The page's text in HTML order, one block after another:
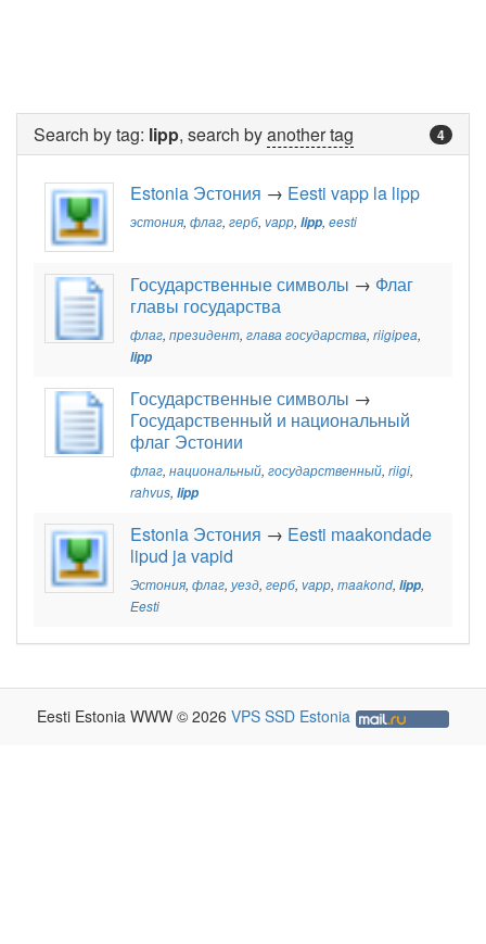
4
Search by tag: lipp, search byanother tag
Estonia Эстония → Eesti vapp la lipp
эстония, флаг, герб, vapp, lipp, eesti
Государственные символы → Флаг
главы государства
флаг, президент, глава государства, riigipea,
lipp
Государственные символы →
Государственный и национальный
флаг Эстонии
флаг, национальный, государственный, riigi,
rahvus, lipp
Estonia Эстония → Eesti maakondade
lipud ja vapid
Эстония, флаг, уезд, герб, vapp, maakond, lipp,
Eesti
Eesti Estonia WWW © 2026 VPS SSD Estonia